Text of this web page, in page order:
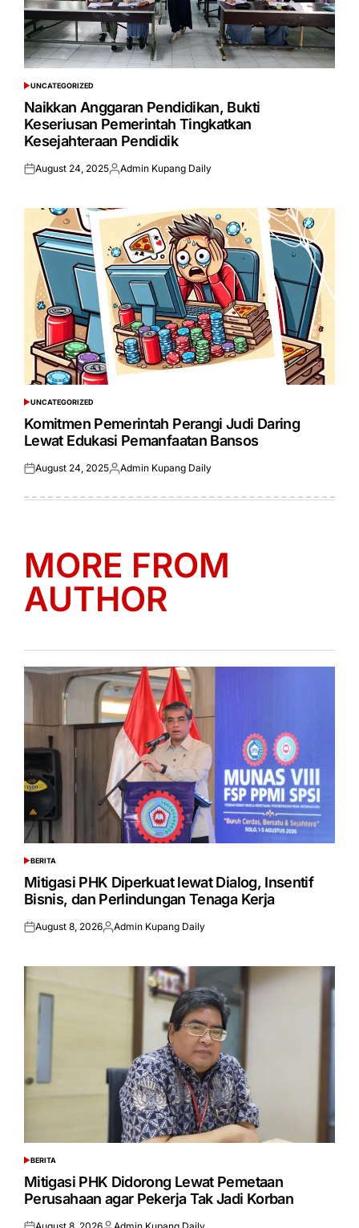
POSTED
IN
UNCATEGORIZED
Naikkan Anggaran Pendidikan, Bukti
Keseriusan Pemerintah Tingkatkan
Kesejahteraan Pendidik
Posted
August 24, 2025Posted
Admin Kupang Daily
POSTED
IN
UNCATEGORIZED
Komitmen Pemerintah Perangi Judi Daring
Lewat Edukasi Pemanfaatan Bansos
Posted
August 24, 2025Posted
Admin Kupang Daily
MORE FROM
AUTHOR
POSTED
IN
BERITA
Mitigasi PHK Diperkuat lewat Dialog, Insentif
Bisnis, dan Perlindungan Tenaga Kerja
Posted
August 8, 2026Posted
Admin Kupang Daily
POSTED
IN
BERITA
Mitigasi PHK Didorong Lewat Pemetaan
Perusahaan agar Pekerja Tak Jadi Korban